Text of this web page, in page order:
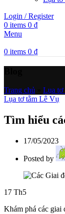
Login / Register
0 items 0 ₫
Menu
0 items 0 ₫
Trang chủ Lụa tơ
Lụa tơ tằm Lê Vụ
Tìm hiểu
17/05/2023
Posted by
17 Th5
Khám phá các giai